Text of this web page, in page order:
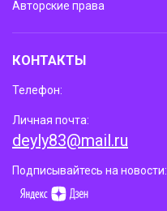
Авторские права
КОНТАКТЫ
Телефон:
Личная почта:
deyly83@mail.ru
Подписывайтесь на новости: